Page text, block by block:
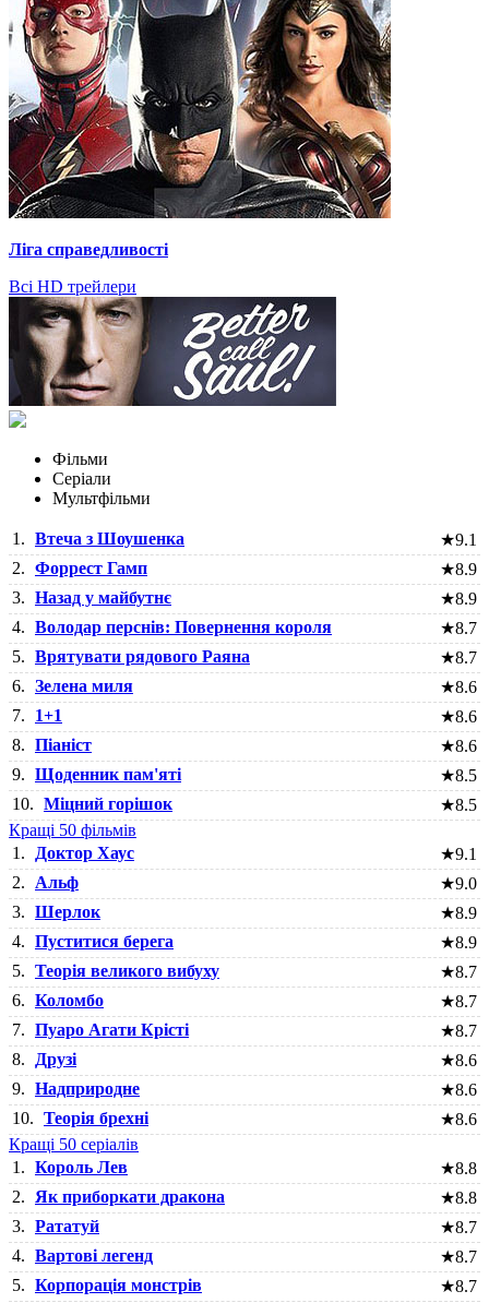
Ліга справедливості
Всі HD трейлери
Фільми
Серіали
Мультфільми
1. Втеча з Шоушенка ★9.1
2. Форрест Гамп ★8.9
3. Назад у майбутнє ★8.9
4. Володар перснів: Повернення короля ★8.7
5. Врятувати рядового Раяна ★8.7
6. Зелена миля ★8.6
7.
1+1 ★8.6
8. Піаніст ★8.6
9. Щоденник пам'яті ★8.5
10. Міцний горішок ★8.5
Кращі 50 фільмів
1.
Доктор Хаус ★9.1
2.
Альф ★9.0
3. Шерлок ★8.9
4. Пуститися берега ★8.9
5. Теорія великого вибуху ★8.7
6. Коломбо ★8.7
7. Пуаро Агати Крісті ★8.7
8.
Друзі ★8.6
9. Надприродне ★8.6
10. Теорія брехні ★8.6
Кращі 50 серіалів
1. Король Лев ★8.8
2.
Як приборкати дракона ★8.8
3. Рататуй ★8.7
4. Вартові легенд ★8.7
5. Корпорація монстрів ★8.7